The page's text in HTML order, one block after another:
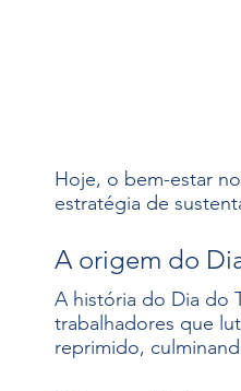
Hoje, o bem-estar
estratégia de
A origem do
A história do Dia do
trabalhadores que
reprimido,